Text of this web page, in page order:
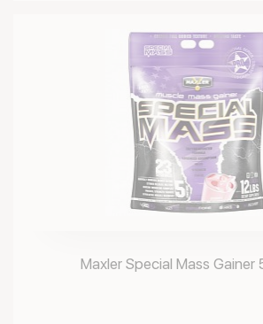
Maxler Special Mass Gainer